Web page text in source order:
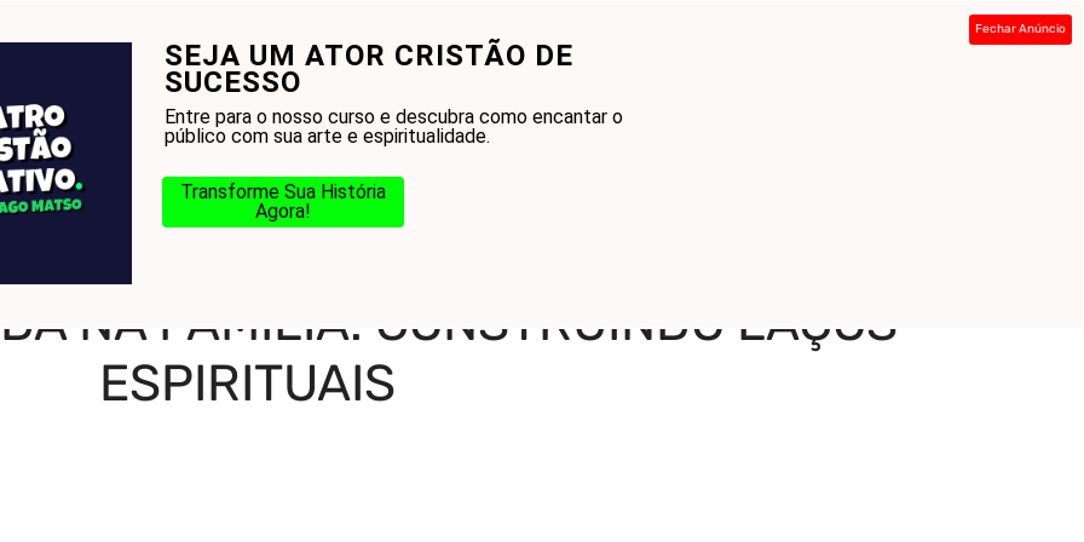
SEJA UM ATOR CRISTÃO DE
SUCESSO
Entre para o nosso curso e descubra como encantar o
público com sua arte e espiritualidade.
Transforme Sua História
Agora!
Fechar Anúncio
Glossário Blog Na Jornada
NA FAMÍLIA: CONSTRUINDO LAÇOS
ESPIRITUAIS